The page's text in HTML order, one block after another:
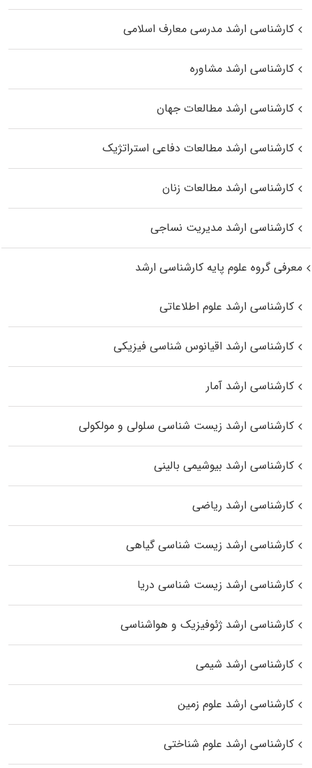
کارشناسی ارشد مدرسی معارف اسلامی
کارشناسی ارشد مشاوره
کارشناسی ارشد مطالعات جهان
کارشناسی ارشد مطالعات دفاعی استراتژیک
کارشناسی ارشد مطالعات زنان
کارشناسی ارشد مدیریت نساجی
معرفی گروه علوم پایه کارشناسی ارشد
کارشناسی ارشد علوم اطلاعاتی
کارشناسی ارشد اقیانوس‌ شناسی فیزیکی
کارشناسی ارشد آمار
کارشناسی ارشد زیست شناسی سلولی و مولکولی
کارشناسی ارشد بیوشیمی بالینی
کارشناسی ارشد ریاضی
کارشناسی ارشد زیست‌ شناسی گیاهی
کارشناسی ارشد زیست‌ شناسی دریا
کارشناسی ارشد ژئوفیزیک و هواشناسی
کارشناسی ارشد شیمی
کارشناسی ارشد علوم زمین
کارشناسی ارشد علوم شناختی